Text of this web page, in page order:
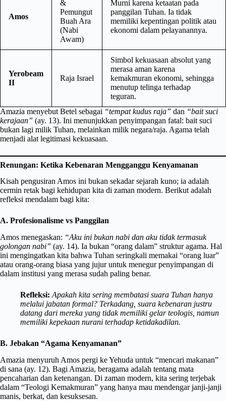
Amos
&
Pemungut
Buah Ara
(Nabi
Awam)
Murni karena ketaatan pada
panggilan Tuhan. Ia tidak
memiliki kepentingan politik atau
ekonomi dalam pelayanannya.
Yerobeam
II
Raja Israel
Simbol kekuasaan absolut yang
merasa aman karena
kemakmuran ekonomi, sehingga
menutup telinga terhadap
teguran.
Amazia menyebut Betel sebagai “tempat kudus raja” dan “bait suci
kerajaan” (ay. 13). Ini menunjukkan penyimpangan fatal: bait suci
bukan lagi milik Tuhan, melainkan milik negara/raja. Agama telah
menjadi alat legitimasi kekuasaan.
Renungan: Ketika Kebenaran Mengganggu Kenyamanan
Kisah pengusiran Amos ini bukan sekadar sejarah kuno; ia adalah
cermin retak bagi kehidupan kita di zaman modern. Berikut adalah
refleksi mendalam bagi kita:
A. Profesionalisme vs Panggilan
Amos menegaskan: “Aku ini bukan nabi dan aku tidak termasuk
golongan nabi” (ay. 14). Ia bukan “orang dalam” struktur agama. Hal
ini mengingatkan kita bahwa Tuhan seringkali memakai “orang luar”
atau orang-orang biasa yang jujur untuk menegur penyimpangan di
dalam institusi yang merasa sudah paling benar.
Refleksi: Apakah kita sering membatasi suara Tuhan hanya
melalui jabatan formal? Terkadang, suara kebenaran justru
datang dari mereka yang tidak memiliki gelar teologis, namun
memiliki kepekaan nurani terhadap ketidakadilan.
B. Jebakan “Agama Kenyamanan”
Amazia menyuruh Amos pergi ke Yehuda untuk “mencari makanan”
di sana (ay. 12). Bagi Amazia, beragama adalah tentang mata
pencaharian dan ketenangan. Di zaman modern, kita sering terjebak
dalam “Teologi Kemakmuran” yang hanya mau mendengar janji-janji
manis, berkat, dan kesuksesan.